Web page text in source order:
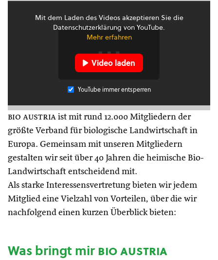
Mit dem Laden des Videos akzeptieren Sie die
Datenschutzerklärung von YouTube.
Mehr erfahren
Video laden
YouTube immer entsperren
bio austria ist mit rund 12.000 Mitgliedern der
größte Verband für biologische Landwirtschaft in
Europa. Gemeinsam mit unseren Mitgliedern
gestalten wir seit über 40 Jahren die heimische Bio-
Landwirtschaft entscheidend mit.
Als starke Interessensvertretung bieten wir jedem
Mitglied eine Vielzahl von Vorteilen, über die wir
nachfolgend einen kurzen Überblick bieten:
Was bringt mirbio austria